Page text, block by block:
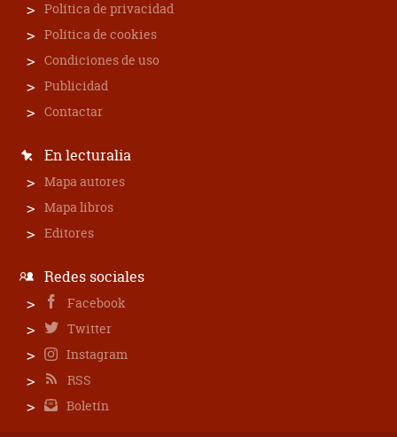
Política de privacidad
Política de cookies
Condiciones de uso
Publicidad
Contactar
En lecturalia
Mapa autores
Mapa libros
Editores
Redes sociales
Facebook
Twitter
Instagram
RSS
Boletín